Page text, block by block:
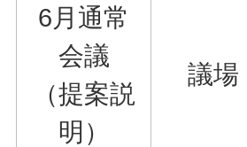
6月通常
会議
（提案説
明）
議場